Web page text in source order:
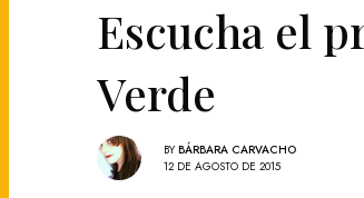
Escucha el
Verde
BY BÁRBARA CARVACHO
12 DE AGOSTO DE 2015